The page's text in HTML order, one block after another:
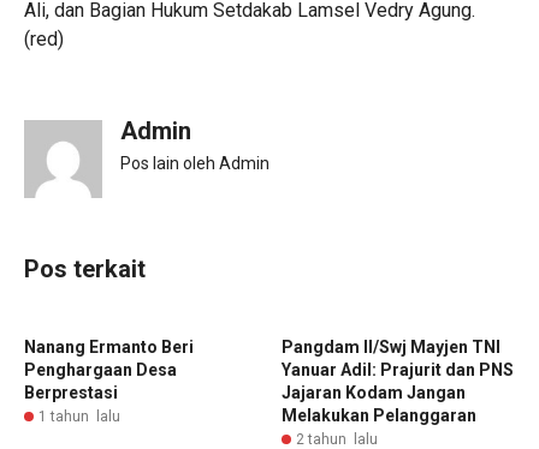
Ali, dan Bagian Hukum Setdakab Lamsel Vedry Agung.
(red)
Admin
Pos lain oleh Admin
Pos terkait
Nanang Ermanto Beri
Penghargaan Desa
Berprestasi
1 tahun lalu
Pangdam II/Swj Mayjen TNI
Yanuar Adil: Prajurit dan PNS
Jajaran Kodam Jangan
Melakukan Pelanggaran
2 tahun lalu